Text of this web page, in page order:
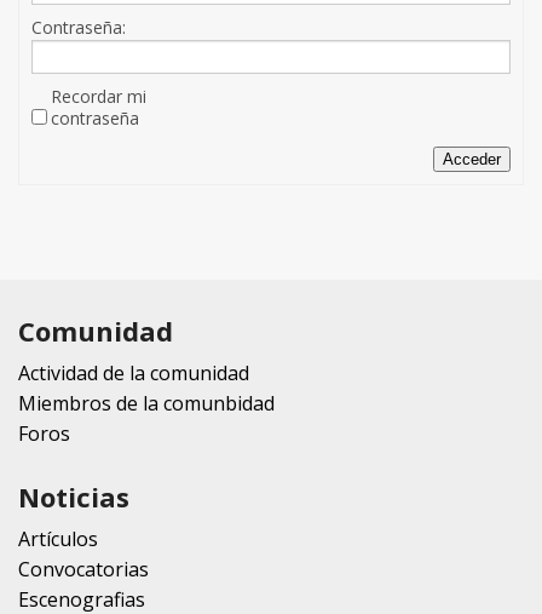
Contraseña:
Recordar mi
contraseña
Acceder
Comunidad
Actividad de la comunidad
Miembros de la comunbidad
Foros
Noticias
Artículos
Convocatorias
Escenografias